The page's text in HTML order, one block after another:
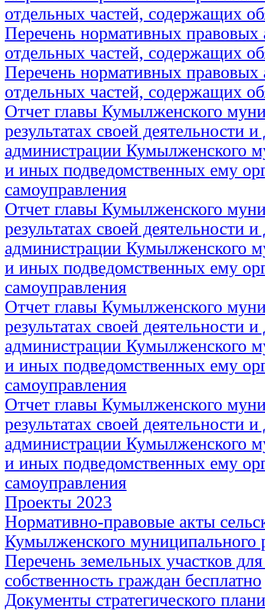
отдельных частей, содержащих
Перечень нормативных правовых
отдельных частей, содержащих
Перечень нормативных правовых
отдельных частей, содержащих
Отчет главы Кумылженского
результатах своей деятельности
администрации Кумылженского
и иных подведомственных ему
самоуправления
Отчет главы Кумылженского
результатах своей деятельности
администрации Кумылженского
и иных подведомственных ему
самоуправления
Отчет главы Кумылженского
результатах своей деятельности
администрации Кумылженского
и иных подведомственных ему
самоуправления
Отчет главы Кумылженского
результатах своей деятельности
администрации Кумылженского
и иных подведомственных ему
самоуправления
Проекты 2023
Нормативно-правовые акты
Кумылженского муниципального
Перечень земельных участков
собственность граждан бесплатно
Документы стратегического